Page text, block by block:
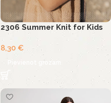
2306 Summer Knit for Kids
8,30 €
Pievienot grozam